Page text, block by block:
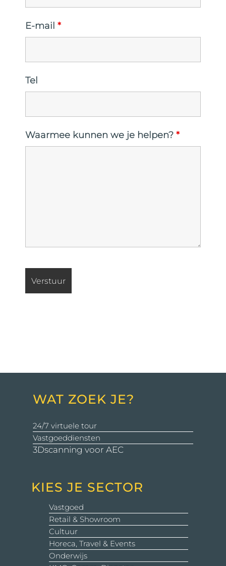
E-mail *
Tel
Waarmee kunnen we je helpen? *
WAT ZOEK JE?
24/7 virtuele tour
Vastgoeddiensten
3Dscanning voor AEC
KIES JE SECTOR
Vastgoed
Retail & Showroom
Cultuur
Horeca, Travel & Events
Onderwijs